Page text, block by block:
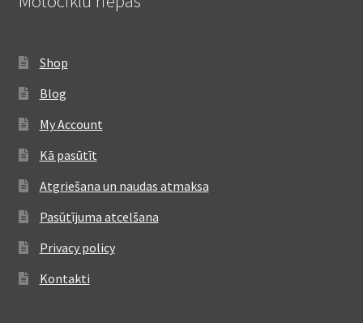
Shop
Blog
My Account
Kā pasūtīt
Atgriešana un naudas atmaksa
Pasūtījuma atcelšana
Privacy policy
Kontakti